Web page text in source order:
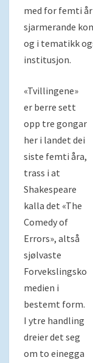
med for femti
sjarmerande
og i tematikk
institusjon.
«Tvillingene»
er berre sett
opp tre gongar
her i landet dei
siste femti åra,
trass i at
Shakespeare
kalla det «The
Comedy of
Errors», altså
sjølvaste
Forvekslingsko
medien i
bestemt form.
I ytre handling
dreier det seg
om to einegga